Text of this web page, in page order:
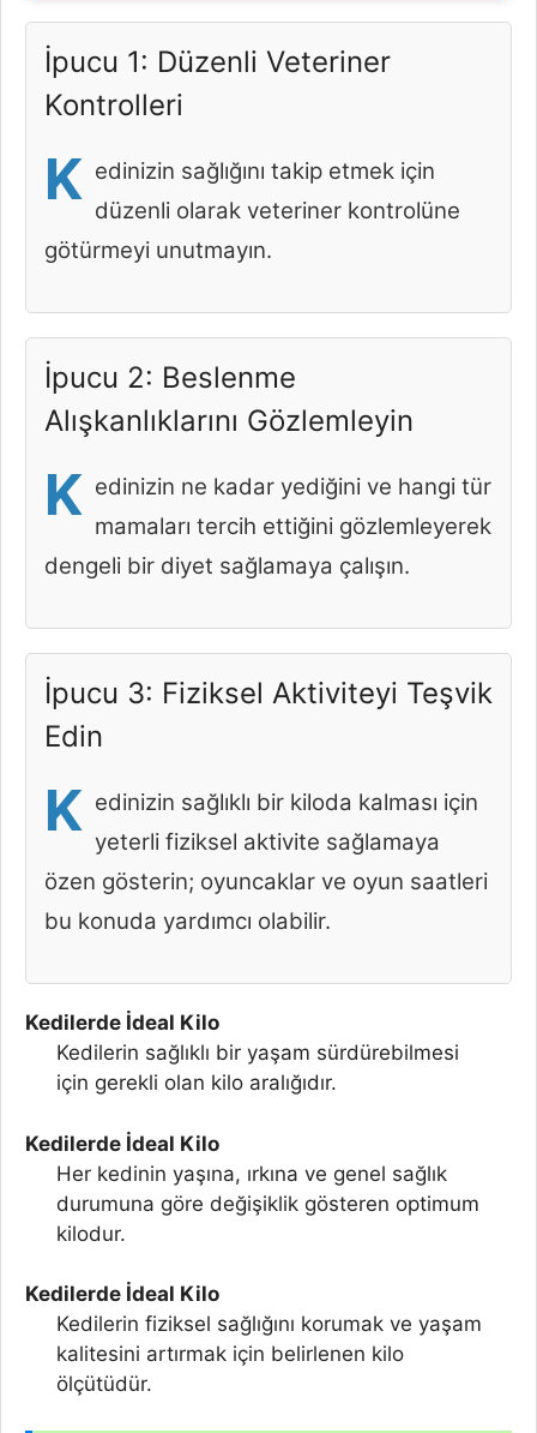
İpucu 1: Düzenli Veteriner
Kontrolleri
K edinizin sağlığını takip etmek için
düzenli olarak veteriner kontrolüne
götürmeyi unutmayın.
İpucu 2: Beslenme
Alışkanlıklarını Gözlemleyin
K edinizin ne kadar yediğini ve hangi tür
mamaları tercih ettiğini gözlemleyerek
dengeli bir diyet sağlamaya çalışın.
İpucu 3: Fiziksel Aktiviteyi Teşvik
Edin
K edinizin sağlıklı bir kiloda kalması için
yeterli fiziksel aktivite sağlamaya
özen gösterin; oyuncaklar ve oyun saatleri
bu konuda yardımcı olabilir.
Kedilerde İdeal Kilo
Kedilerin sağlıklı bir yaşam sürdürebilmesi
için gerekli olan kilo aralığıdır.
Kedilerde İdeal Kilo
Her kedinin yaşına, ırkına ve genel sağlık
durumuna göre değişiklik gösteren optimum
kilodur.
Kedilerde İdeal Kilo
Kedilerin fiziksel sağlığını korumak ve yaşam
kalitesini artırmak için belirlenen kilo
ölçütüdür.